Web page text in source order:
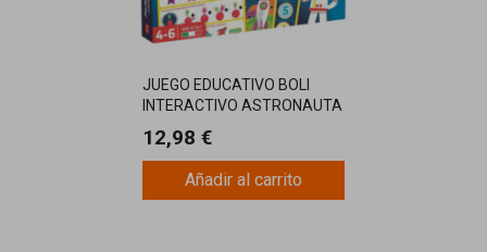
JUEGO EDUCATIVO BOLI
INTERACTIVO ASTRONAUTA
12,98 €
Añadir al carrito